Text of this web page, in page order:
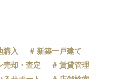
購入
新築一戸建て
売却・査定
賃貸管理